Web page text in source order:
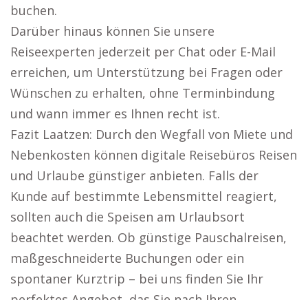
buchen.
Darüber hinaus können Sie unsere
Reiseexperten jederzeit per Chat oder E-Mail
erreichen, um Unterstützung bei Fragen oder
Wünschen zu erhalten, ohne Terminbindung
und wann immer es Ihnen recht ist.
Fazit Laatzen: Durch den Wegfall von Miete und
Nebenkosten können digitale Reisebüros Reisen
und Urlaube günstiger anbieten. Falls der
Kunde auf bestimmte Lebensmittel reagiert,
sollten auch die Speisen am Urlaubsort
beachtet werden. Ob günstige Pauschalreisen,
maßgeschneiderte Buchungen oder ein
spontaner Kurztrip – bei uns finden Sie Ihr